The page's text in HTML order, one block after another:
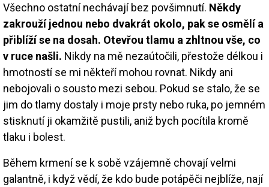
Všechno ostatní nechávají bez povšimnutí. Někdy
zakrouží jednou nebo dvakrát okolo, pak se osmělí a
přiblíží se na dosah. Otevřou tlamu a zhltnou vše, co
v ruce našli. Nikdy na mě nezaútočili, přestože délkou i
hmotností se mi někteří mohou rovnat. Nikdy ani
nebojovali o sousto mezi sebou. Pokud se stalo, že se
jim do tlamy dostaly i moje prsty nebo ruka, po jemném
stisknutí ji okamžitě pustili, aniž bych pocítila kromě
tlaku i bolest.
Během krmení se k sobě vzájemně chovají velmi
galantně, i když vědí, že kdo bude potápěči nejblíže, nají